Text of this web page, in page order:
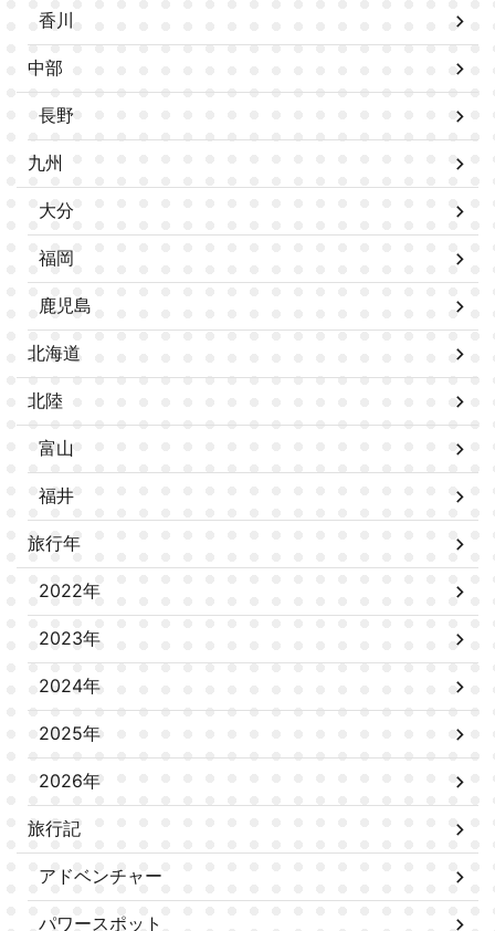
香川
中部
長野
九州
大分
福岡
鹿児島
北海道
北陸
富山
福井
旅行年
2022年
2023年
2024年
2025年
2026年
旅行記
アドベンチャー
パワースポット